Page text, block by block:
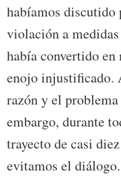
habíamos discutido
violación a
había convertido
enojo injustificado.
razón y el
embargo, durante
trayecto de casi
evitamos el